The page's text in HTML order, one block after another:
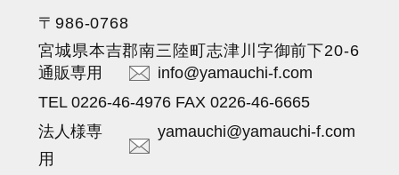
〒986-0768
宮城県本吉郡南三陸町志津川字御前下20-6
通販専用
info@yamauchi-f.com
TEL 0226-46-4976 FAX 0226-46-6665
法人様専
用
yamauchi@yamauchi-f.com